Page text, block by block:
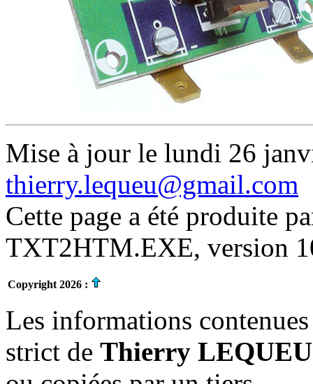
Mise à jour le lundi 26
thierry.lequeu@gmail.com
Cette page a été produite
TXT2HTM.EXE, version
Copyright 2026 :
Les informations
strict de Thierry LEQUEU